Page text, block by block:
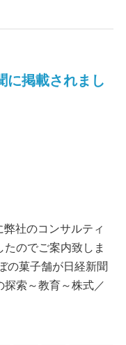
に掲載されまし
社のコンサルティ
のでご案内致しま
の菓子舗が日経新聞
索～教育～株式／